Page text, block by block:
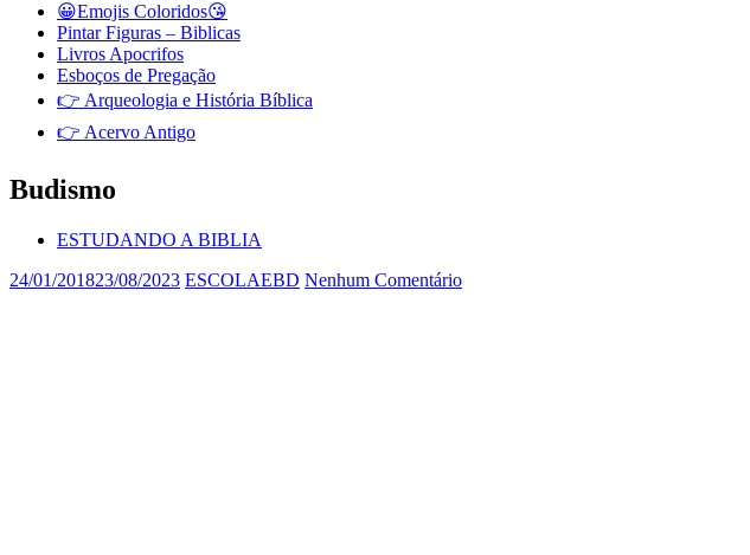
😀Emojis Coloridos😘
Pintar Figuras – Biblicas
Livros Apocrifos
Esboços de Pregação
👉 Arqueologia e História Bíblica
👉 Acervo Antigo
Budismo
ESTUDANDO A BIBLIA
24/01/201823/08/2023 ESCOLAEBD Nenhum Comentário